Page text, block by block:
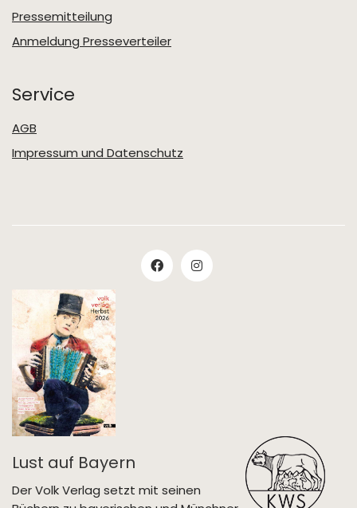
Pressemitteilung
Anmeldung Presseverteiler
Service
AGB
Impressum und Datenschutz
Lust auf Bayern
Der Volk Verlag setzt mit seinen